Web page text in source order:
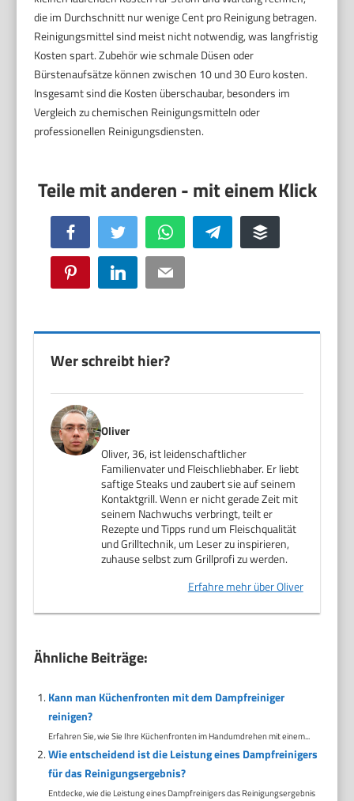
die im Durchschnitt nur wenige Cent pro Reinigung betragen.
Reinigungsmittel sind meist nicht notwendig, was langfristig
Kosten spart. Zubehör wie schmale Düsen oder
Bürstenaufsätze können zwischen 10 und 30 Euro kosten.
Insgesamt sind die Kosten überschaubar, besonders im
Vergleich zu chemischen Reinigungsmitteln oder
professionellen Reinigungsdiensten.
Facebook Twitter WhatsApp Telegram Buffer
Pinterest LinkedIn Email
Wer schreibt hier?
Oliver
Oliver, 36, ist leidenschaftlicher
Familienvater und Fleischliebhaber. Er liebt
saftige Steaks und zaubert sie auf seinem
Kontaktgrill. Wenn er nicht gerade Zeit mit
seinem Nachwuchs verbringt, teilt er
Rezepte und Tipps rund um Fleischqualität
und Grilltechnik, um Leser zu inspirieren,
zuhause selbst zum Grillprofi zu werden.
Erfahre mehr über Oliver
Ähnliche Beiträge:
Kann man Küchenfronten mit dem Dampfreiniger
reinigen?
Erfahren Sie, wie Sie Ihre Küchenfronten im Handumdrehen mit einem...
Wie entscheidend ist die Leistung eines Dampfreinigers
für das Reinigungsergebnis?
Entdecke, wie die Leistung eines Dampfreinigers das Reinigungsergebnis